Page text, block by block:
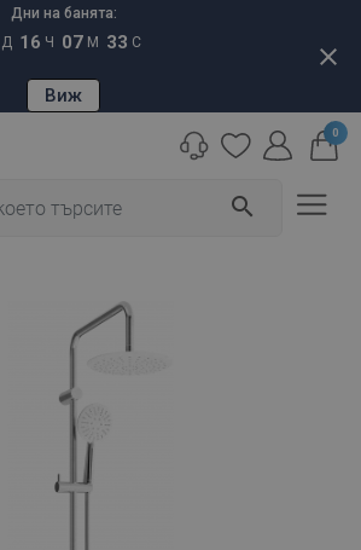
Дни на банята:
Д 16 Ч 07 М 32 С
Виж
close
search
0